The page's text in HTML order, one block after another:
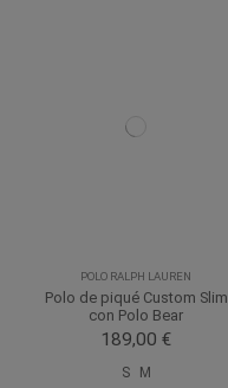
POLO RALPH LAUREN
Polo de piqué Custom Slim
con Polo Bear
189,00 €
S M